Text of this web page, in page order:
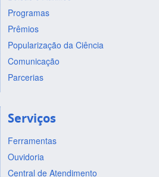
Programas
Prêmios
Popularização da Ciência
Comunicação
Parcerias
Serviços
Ferramentas
Ouvidoria
Central de Atendimento